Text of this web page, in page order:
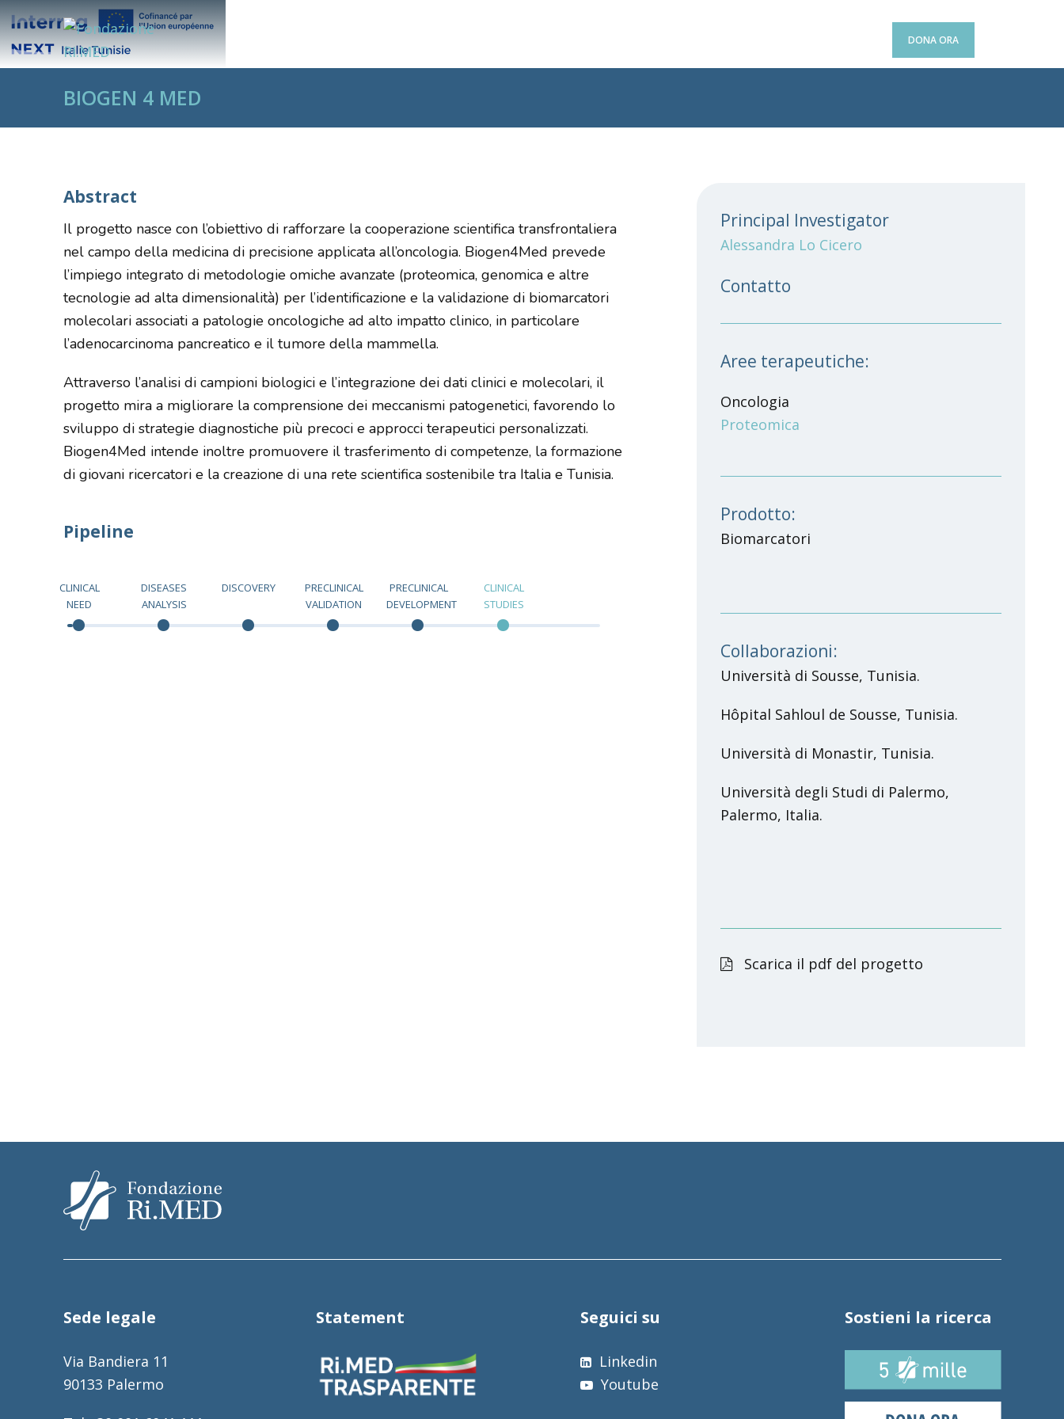
DONA ORA
BIOGEN 4 MED
Abstract
Il progetto nasce con l’obiettivo di rafforzare la cooperazione scientifica transfrontaliera
nel campo della medicina di precisione applicata all’oncologia. Biogen4Med prevede
l’impiego integrato di metodologie omiche avanzate (proteomica, genomica e altre
tecnologie ad alta dimensionalità) per l’identificazione e la validazione di biomarcatori
molecolari associati a patologie oncologiche ad alto impatto clinico, in particolare
l’adenocarcinoma pancreatico e il tumore della mammella.
Attraverso l’analisi di campioni biologici e l’integrazione dei dati clinici e molecolari, il
progetto mira a migliorare la comprensione dei meccanismi patogenetici, favorendo lo
sviluppo di strategie diagnostiche più precoci e approcci terapeutici personalizzati.
Biogen4Med intende inoltre promuovere il trasferimento di competenze, la formazione
di giovani ricercatori e la creazione di una rete scientifica sostenibile tra Italia e Tunisia.
Pipeline
CLINICAL
NEED
DISEASES
ANALYSIS
DISCOVERY
PRECLINICAL
VALIDATION
PRECLINICAL
DEVELOPMENT
CLINICAL
STUDIES
Principal Investigator
Alessandra Lo Cicero
Contatto
Aree terapeutiche:
Oncologia
Proteomica
Prodotto:
Biomarcatori
Collaborazioni:
Università di Sousse, Tunisia.
Hôpital Sahloul de Sousse, Tunisia.
Università di Monastir, Tunisia.
Università degli Studi di Palermo,
Palermo, Italia.
Scarica il pdf del progetto
Sede legale
Via Bandiera 11
90133 Palermo
Statement Seguici su
Linkedin
Youtube
Sostieni la ricerca